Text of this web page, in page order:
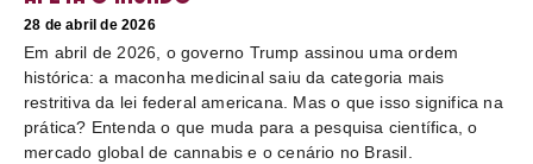
28 de abril de 2026
Em abril de 2026, o governo Trump assinou uma ordem
histórica: a maconha medicinal saiu da categoria mais
restritiva da lei federal americana. Mas o que isso significa na
prática? Entenda o que muda para a pesquisa científica, o
mercado global de cannabis e o cenário no Brasil.